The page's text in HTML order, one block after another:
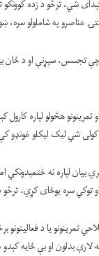
شي، ترڅو د زده
په شاملولو سره،
تجسس، سپړنې او د ځان
تمرینونو هڅولو لپاره
کولی شي لیک لیکلو
بیان لپاره نه
توکي سره یوځای کړي،
تمرینونو یا د
لارې بدلون او بې ځایه